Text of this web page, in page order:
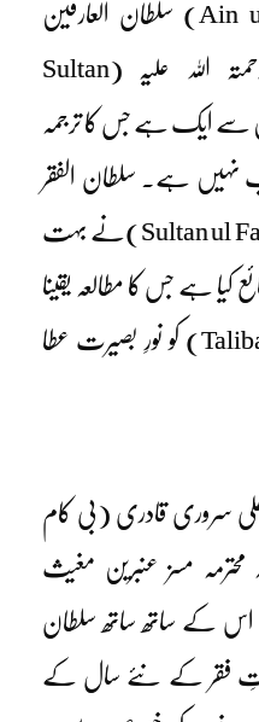
سلطان العارفین
اللہ علیہ (Sultan
سے ایک ہے جس کا ترجمہ
نہیں ہے۔ سلطان الفقر
نے بہت
کیا ہے جس کا مطالعہ یقینا
طالبانِ مولیٰ (Taliban-e-Maula) کو نورِ بصیرت عطا
سروری قادری (بی کام
محترمہ مسز عنبرین مغیث
کے ساتھ ساتھ سلطان
فقر کے نئے سال کے